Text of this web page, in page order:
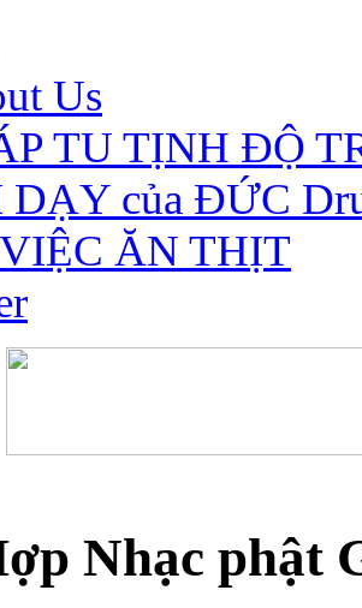
Us
TU TỊNH ĐỘ
của ĐỨC
ĂN THỊT
Nhạc phật